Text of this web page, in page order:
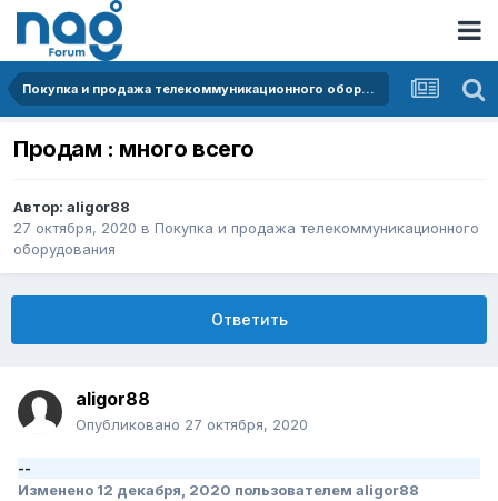
Покупка и продажа телекоммуникационного оборудования
Продам : много всего
Автор: aligor88
27 октября, 2020 в Покупка и продажа телекоммуникационного
оборудования
Ответить
aligor88
Опубликовано 27 октября, 2020
--
Изменено 12 декабря, 2020 пользователем aligor88